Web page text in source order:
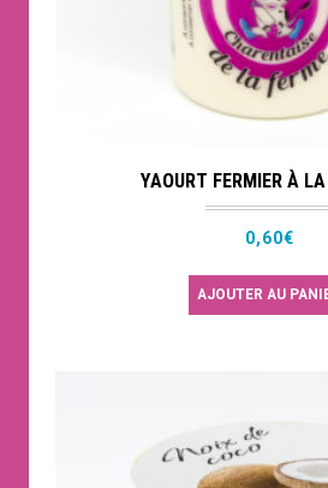
YAOURT FERMIER À
0,60€
AJOUTER AU